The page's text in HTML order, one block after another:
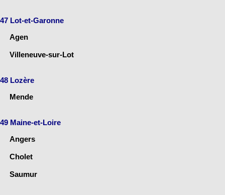
47 Lot-et-Garonne
Agen
Villeneuve-sur-Lot
48 Lozère
Mende
49 Maine-et-Loire
Angers
Cholet
Saumur